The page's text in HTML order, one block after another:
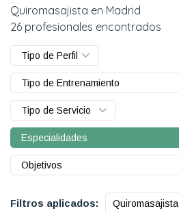
Quiromasajista en Madrid
26 profesionales encontrados
Tipo de Perfil
Tipo de Entrenamiento
Tipo de Servicio
Especialidades
Objetivos
Filtros aplicados: Quiromasajista